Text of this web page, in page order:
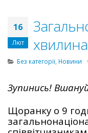
16
Лют
Без категорії, Новини
Зупинись!
Щоранку о 9